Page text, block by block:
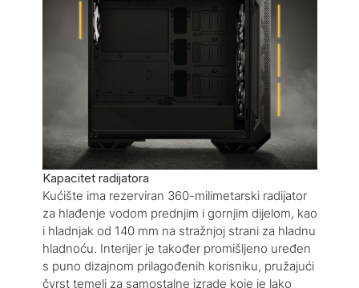
Kapacitet radijatora
Kućište ima rezerviran 360-milimetarski radijator
za hlađenje vodom prednjim i gornjim dijelom, kao
i hladnjak od 140 mm na stražnjoj strani za hladnu
hladnoću. Interijer je također promišljeno uređen
s puno dizajnom prilagođenih korisniku, pružajući
čvrst temelj za samostalne izrade koje je lako